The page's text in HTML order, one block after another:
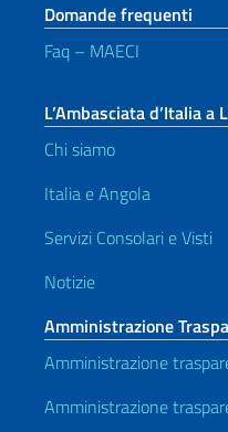
Domande frequenti
Faq – MAECI
L’Ambasciata d’Italia a
Chi siamo
Italia e Angola
Servizi Consolari e Visti
Notizie
Amministrazione
Amministrazione
Amministrazione